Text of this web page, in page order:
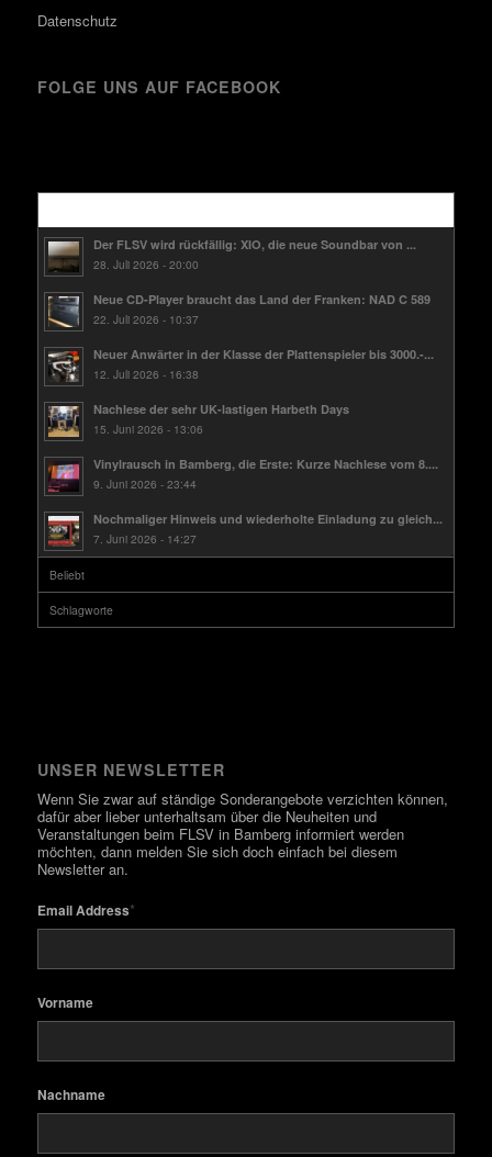
Datenschutz
FOLGE UNS AUF FACEBOOK
Der FLSV wird rückfällig: XIO, die neue Soundbar von ...
28. Juli 2026 - 20:00
Neue CD-Player braucht das Land der Franken: NAD C 589
22. Juli 2026 - 10:37
Neuer Anwärter in der Klasse der Plattenspieler bis 3000.-...
12. Juli 2026 - 16:38
Nachlese der sehr UK-lastigen Harbeth Days
15. Juni 2026 - 13:06
Vinylrausch in Bamberg, die Erste: Kurze Nachlese vom 8....
9. Juni 2026 - 23:44
Nochmaliger Hinweis und wiederholte Einladung zu gleich...
7. Juni 2026 - 14:27
Beliebt
Schlagworte
UNSER NEWSLETTER
Wenn Sie zwar auf ständige Sonderangebote verzichten können,
dafür aber lieber unterhaltsam über die Neuheiten und
Veranstaltungen beim FLSV in Bamberg informiert werden
möchten, dann melden Sie sich doch einfach bei diesem
Newsletter an.
Email Address*
Vorname
Nachname